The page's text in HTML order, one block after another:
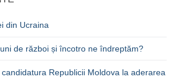
din Ucraina
de război și încotro ne îndreptăm?
Republicii Moldova la aderarea